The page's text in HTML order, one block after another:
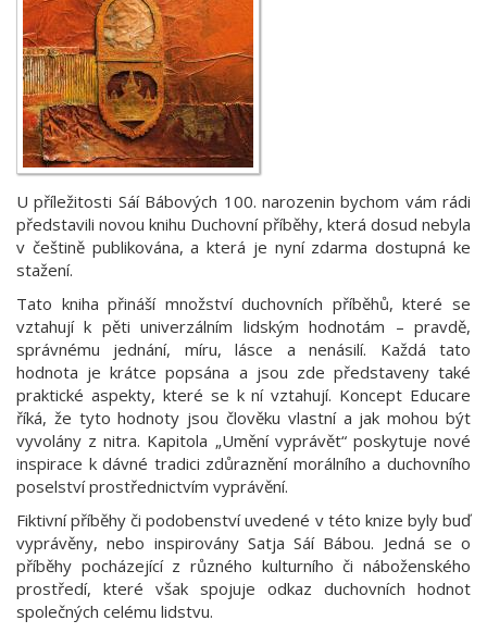
U příležitosti Sáí Bábových 100. narozenin bychom vám rádi
představili novou knihu Duchovní příběhy, která dosud nebyla
v češtině publikována, a která je nyní zdarma dostupná ke
stažení.
Tato kniha přináší množství duchovních příběhů, které se
vztahují k pěti univerzálním lidským hodnotám – pravdě,
správnému jednání, míru, lásce a nenásilí. Každá tato
hodnota je krátce popsána a jsou zde představeny také
praktické aspekty, které se k ní vztahují. Koncept Educare
říká, že tyto hodnoty jsou člověku vlastní a jak mohou být
vyvolány z nitra. Kapitola „Umění vyprávět“ poskytuje nové
inspirace k dávné tradici zdůraznění morálního a duchovního
poselství prostřednictvím vyprávění.
Fiktivní příběhy či podobenství uvedené v této knize byly buď
vyprávěny, nebo inspirovány Satja Sáí Bábou. Jedná se o
příběhy pocházející z různého kulturního či náboženského
prostředí, které však spojuje odkaz duchovních hodnot
společných celému lidstvu.